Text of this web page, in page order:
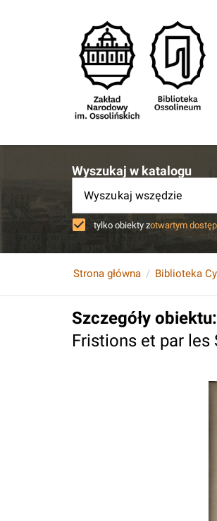
Wyszukaj w katalogu
Wyszukaj wszędzie
tylko obiekty zotwartym
Strona główna Biblioteka
Szczegóły obiektu:
Fristions et par les